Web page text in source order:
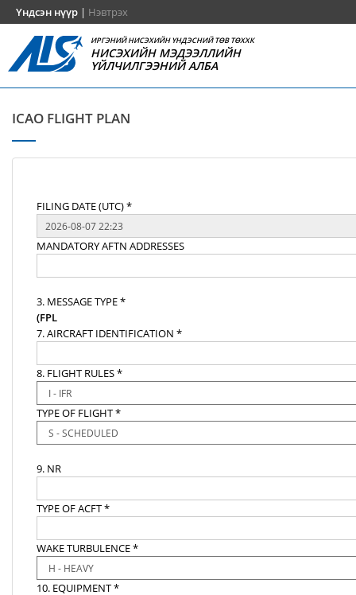
Үндсэн нүүр | Нэвтрэх
ИРГЭНИЙ НИСЭХИЙН ҮНДЭСНИЙ ТӨВ ТӨХХК
НИСЭХИЙН МЭДЭЭЛЛИЙН
ҮЙЛЧИЛГЭЭНИЙ АЛБА
ICAO FLIGHT PLAN
FILING DATE (UTC) *
MANDATORY AFTN ADDRESSES
3. MESSAGE TYPE *
(FPL
7. AIRCRAFT IDENTIFICATION *
8. FLIGHT RULES *
TYPE OF FLIGHT *
9. NR
TYPE OF ACFT *
WAKE TURBULENCE *
10. EQUIPMENT *